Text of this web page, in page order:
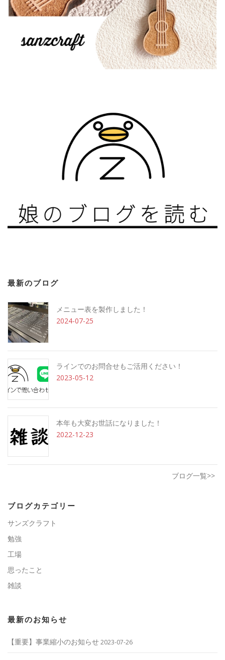
最新のブログ
メニュー表を製作しました！
2024-07-25
ラインでのお問合せもご活用ください！
2023-05-12
本年も大変お世話になりました！
2022-12-23
ブログ一覧>>
ブログカテゴリー
サンズクラフト
勉強
工場
思ったこと
雑談
最新のお知らせ
【重要】事業縮小のお知らせ2023-07-26